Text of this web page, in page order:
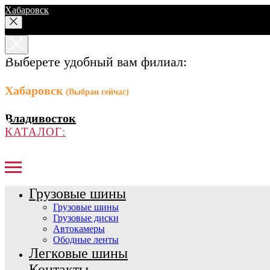
Хабаровск
Выберете удобный вам филиал:
Хабаровск (Выбран сейчас)
Владивосток
КАТАЛОГ:
Грузовые шины
Грузовые шины
Грузовые диски
Автокамеры
Ободные ленты
Легковые шины